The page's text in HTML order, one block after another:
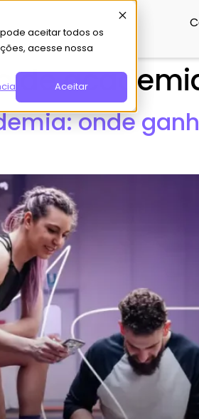
aceitar todos os
acesse nossa
Aceitar
de
onde